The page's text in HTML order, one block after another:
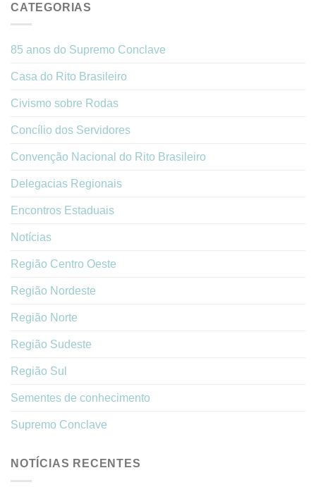
CATEGORIAS
85 anos do Supremo Conclave
Casa do Rito Brasileiro
Civismo sobre Rodas
Concílio dos Servidores
Convenção Nacional do Rito Brasileiro
Delegacias Regionais
Encontros Estaduais
Notícias
Região Centro Oeste
Região Nordeste
Região Norte
Região Sudeste
Região Sul
Sementes de conhecimento
Supremo Conclave
NOTÍCIAS RECENTES